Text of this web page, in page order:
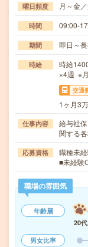
曜日頻度 月～金
時間 09:00-
期間 即日～
時給
時給
×4週 ※
交通
1ヶ月3
仕事内容
給与社
関する
応募資格
職種未
■未経験
職場の雰囲気
年齢層
20代
男女比率